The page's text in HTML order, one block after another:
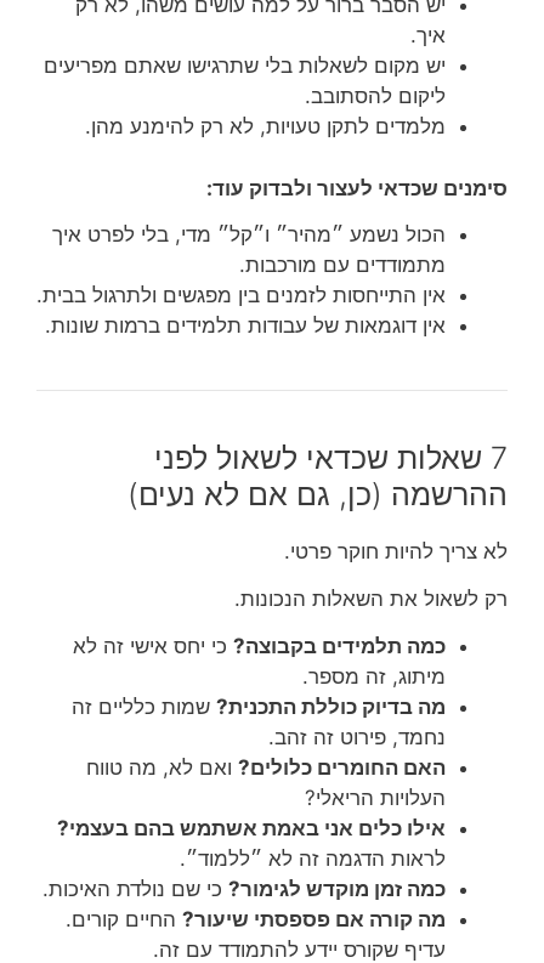
יש הסבר ברור על למה עושים משהו, לא רק
איך.
יש מקום לשאלות בלי שתרגישו שאתם מפריעים
ליקום להסתובב.
מלמדים לתקן טעויות, לא רק להימנע מהן.
סימנים שכדאי לעצור ולבדוק עוד:
הכול נשמע ״מהיר״ ו״קל״ מדי, בלי לפרט איך
מתמודדים עם מורכבות.
אין התייחסות לזמנים בין מפגשים ולתרגול בבית.
אין דוגמאות של עבודות תלמידים ברמות שונות.
7 שאלות שכדאי לשאול לפני
ההרשמה (כן, גם אם לא נעים)
לא צריך להיות חוקר פרטי.
רק לשאול את השאלות הנכונות.
כמה תלמידים בקבוצה? כי יחס אישי זה לא
מיתוג, זה מספר.
מה בדיוק כוללת התכנית? שמות כלליים זה
נחמד, פירוט זה זהב.
האם החומרים כלולים? ואם לא, מה טווח
העלויות הריאלי?
אילו כלים אני באמת אשתמש בהם בעצמי?
לראות הדגמה זה לא ״ללמוד״.
כמה זמן מוקדש לגימור? כי שם נולדת האיכות.
מה קורה אם פספסתי שיעור? החיים קורים.
עדיף שקורס יידע להתמודד עם זה.